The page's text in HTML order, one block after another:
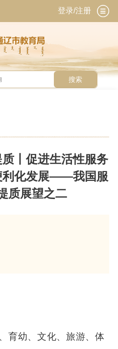
登录/注册
搜索
丨促进生活性服务
利化发展——我国服
质展望之二
幼、文化、旅游、体